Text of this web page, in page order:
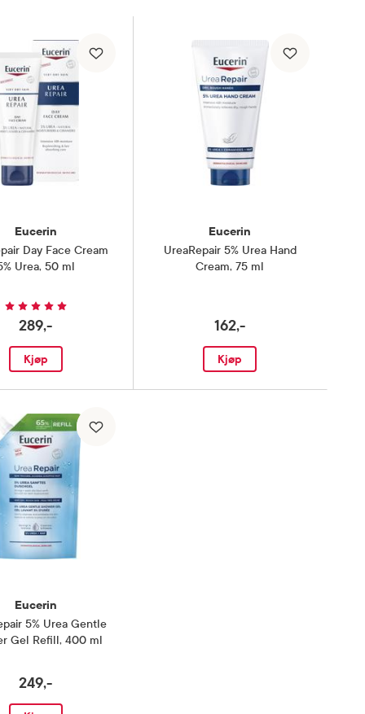
Eucerin
Day Face Cream
Urea, 50 ml
289,-
Kjøp
Eucerin
UreaRepair 5% Urea Hand
Cream,75 ml
162,-
Kjøp
Eucerin
5% Urea Gentle
Gel Refill,400 ml
249,-